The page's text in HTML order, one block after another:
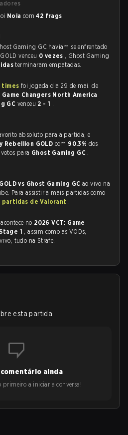
Noia com42 frags.
Gaming GC haviam se enfrentado
venceu 0 vezes , Ghost Gaming
terminaram empatadas.
times foi jogada dia 29 de mai. de
Game Changers North America
GC venceu 2 - 1 .
absoluto para a partida, e
Rebellion GOLD com 90.3% dos
para Ghost Gaming GC .
vs Ghost Gaming GCao vivo na
Para assistir a mais partidas como
partidas de Valorant .
no 2026 VCT: Game
1 , assim como as VODs,
tudo na Strafe.
esta partida
comentário ainda
primeiro a iniciar a conversa!